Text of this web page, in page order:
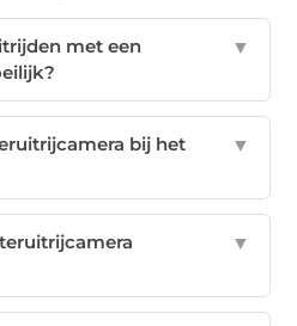
met een
▼
bij het
▼
▼